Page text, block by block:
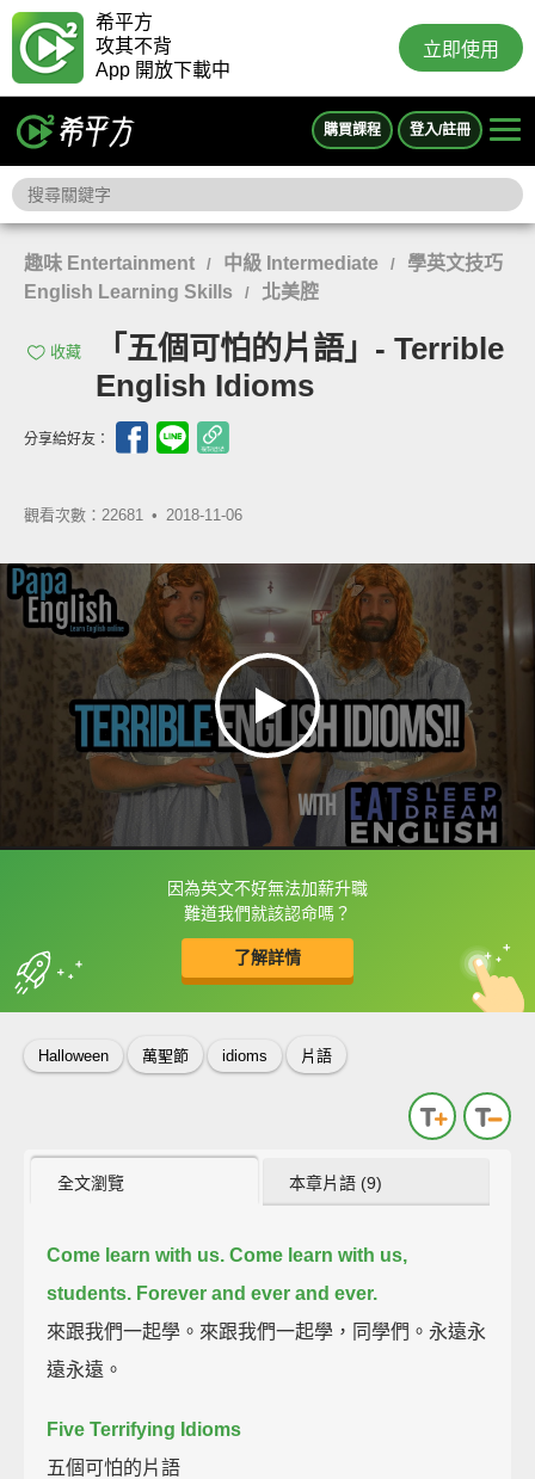
希平方
攻其不背
App 開放下載中
立即使用
購買課程 登入/註冊
趣味 Entertainment / 中級 Intermediate /
學英文技巧
English Learning Skills
/ 北美腔
收藏
「五個可怕的片語」- Terrible
English Idioms
分享給好友：
觀看次數：22681 • 2018-11-06
因為英文不好無法加薪升職
難道我們就該認命嗎？
了解詳情
框選或點兩下字幕可以直接查字典喔！
收錄佳句 中
英
Halloween 萬聖節 idioms 片語
全文瀏覽 本章片語 (9)
Come learn with us. Come learn with us,
students. Forever and ever and ever.
來跟我們一起學。來跟我們一起學，同學們。永遠永
遠永遠。
Five Terrifying Idioms
五個可怕的片語